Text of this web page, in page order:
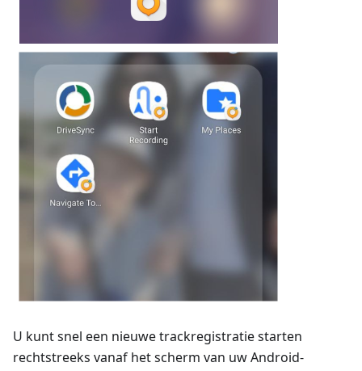
U kunt snel een nieuwe trackregistratie starten
rechtstreeks vanaf het scherm van uw Android-